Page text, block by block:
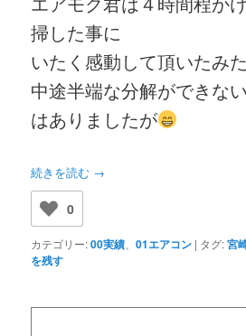
掃した事に
いたく感動して頂いたみ
中途半端な分解ができな
はありましたが
続きを読む →
0
カテゴリー:00実績、01エアコン | タグ:宮
を残す